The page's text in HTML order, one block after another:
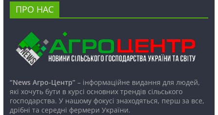
ПРО НАС
“News Агро-Центр”– інформаційне видання для людей,
які хочуть бути в курсі основних трендів сільського
господарства. У нашому фокусі знаходяться, перш за все,
дрібні та середні фермери України.